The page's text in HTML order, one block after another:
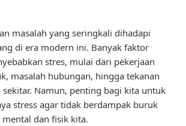
masalah yang seringkali dihadapi
di era modern ini. Banyak faktor
stres, mulai dari pekerjaan
masalah hubungan, hingga tekanan
Namun, penting bagi kita untuk
stress agar tidak berdampak buruk
mental dan fisik kita.